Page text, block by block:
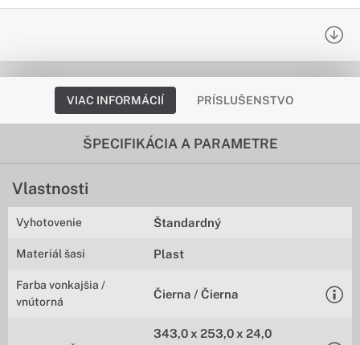
VIAC INFORMÁCIÍ PRÍSLUŠENSTVO
ŠPECIFIKÁCIA A PARAMETRE
Vlastnosti
Vyhotovenie Štandardný
Materiál šasi Plast
Farba vonkajšia /
vnútorná
Čierna / Čierna
343,0 x 253,0 x 24,0